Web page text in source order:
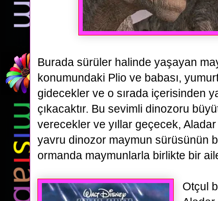
Burada sürüler halinde yaşayan
konumundaki Plio ve babası,
gidecekler ve o sırada içerisinden
çıkacaktır. Bu sevimli dinozoru
verecekler ve yıllar geçecek,
yavru dinozor maymun sürüsünün
ormanda maymunlarla birlikte bir
Otçul